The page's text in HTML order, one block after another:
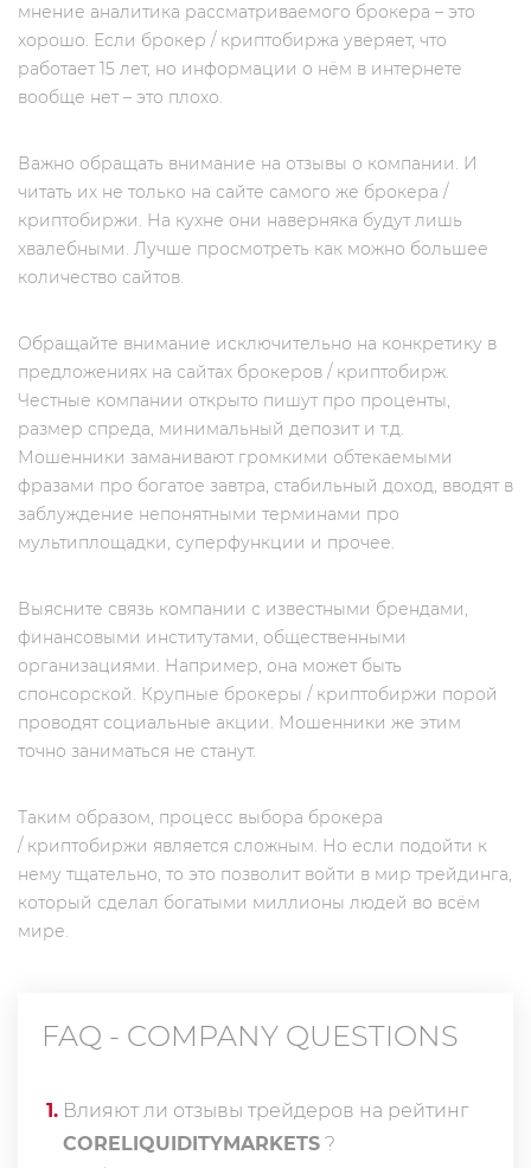
мнение аналитика рассматриваемого брокера – это
хорошо. Если брокер / криптобиржа уверяет, что
работает 15 лет, но информации о нём в интернете
вообще нет – это плохо.
Важно обращать внимание на отзывы о компании. И
читать их не только на сайте самого же брокера /
криптобиржи. На кухне они наверняка будут лишь
хвалебными. Лучше просмотреть как можно большее
количество сайтов.
Обращайте внимание исключительно на конкретику в
предложениях на сайтах брокеров / криптобирж.
Честные компании открыто пишут про проценты,
размер спреда, минимальный депозит и т.д.
Мошенники заманивают громкими обтекаемыми
фразами про богатое завтра, стабильный доход, вводят в
заблуждение непонятными терминами про
мультиплощадки, суперфункции и прочее.
Выясните связь компании с известными брендами,
финансовыми институтами, общественными
организациями. Например, она может быть
спонсорской. Крупные брокеры / криптобиржи порой
проводят социальные акции. Мошенники же этим
точно заниматься не станут.
Таким образом, процесс выбора брокера
/ криптобиржи является сложным. Но если подойти к
нему тщательно, то это позволит войти в мир трейдинга,
который сделал богатыми миллионы людей во всём
мире.
FAQ - COMPANY QUESTIONS
1. Влияют ли отзывы трейдеров на рейтинг
CORELIQUIDITYMARKETS ?